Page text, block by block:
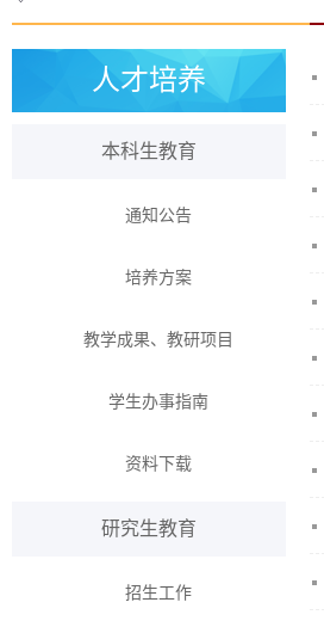
人才培养
本科生教育
通知公告
培养方案
教学成果、教研项目
学生办事指南
资料下载
研究生教育
招生工作